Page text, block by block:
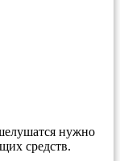
нужно
средств.